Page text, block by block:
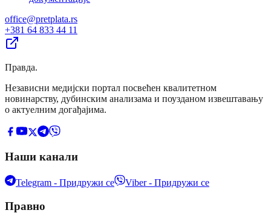
office@pretplata.rs
+381 64 833 44 11
Правда.
Независни медијски портал посвећен квалитетном
новинарству, дубинским анализама и поузданом извештавању
о актуелним догађајима.
Наши канали
Telegram - Придружи се Viber - Придружи се
Правно